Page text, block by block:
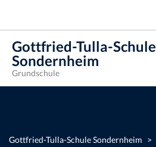
Gottfried-Tulla-Schule
Sondernheim
Grundschule
Gottfried-Tulla-Schule Sondernheim >